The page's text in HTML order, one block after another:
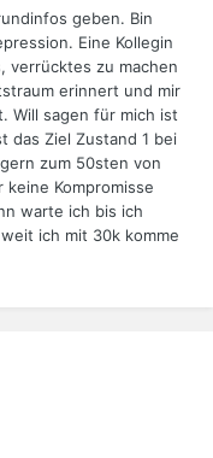
geben. Bin
Eine Kollegin
verrücktes zu machen
erinnert und mir
Will sagen für mich ist
das Ziel Zustand 1 bei
zum 50sten von
keine Kompromisse
warte ich bis ich
ich mit 30k komme